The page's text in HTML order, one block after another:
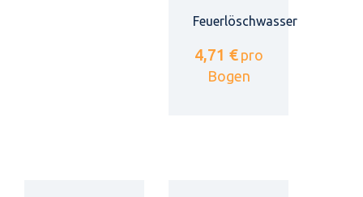
Feuerlöschwasser
4,71 € pro
Bogen